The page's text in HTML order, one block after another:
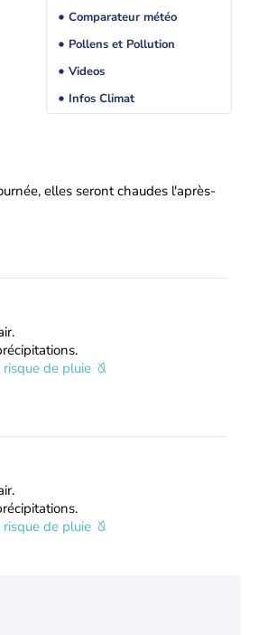
Comparateur météo
Pollens et Pollution
Videos
Infos Climat
elles seront chaudes l'après-
de pluie
de pluie